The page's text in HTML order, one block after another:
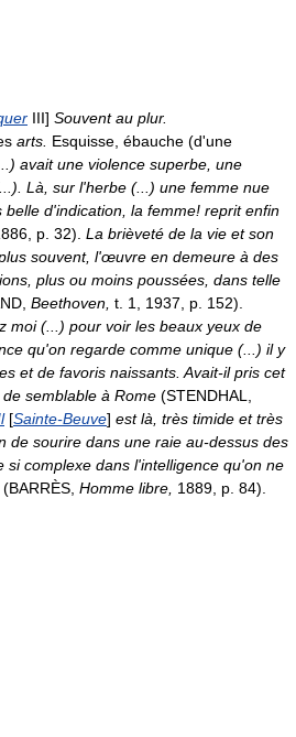
III] Souvent au plur.
arts. Esquisse, ébauche (d'une
avait une violence superbe, une
Là, sur l'herbe (...) une femme nue
d'indication, la femme! reprit enfin
p. 32). La brièveté de la vie et son
souvent, l'œuvre en demeure à des
plus ou moins poussées, dans telle
Beethoven, t. 1, 1937, p. 152).
moi (...) pour voir les beaux yeux de
qu'on regarde comme unique (...) il y
et de favoris naissants. Avait-il pris cet
semblable à Rome (STENDHAL,
[Sainte-Beuve] est là, très timide et très
de sourire dans une raie au-dessus des
si complexe dans l'intelligence qu'on ne
(BARRÈS, Homme libre, 1889, p. 84).